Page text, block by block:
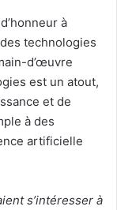
à
technologies
d’œuvre
est un atout,
et de
à des
artificielle
s’intéresser à